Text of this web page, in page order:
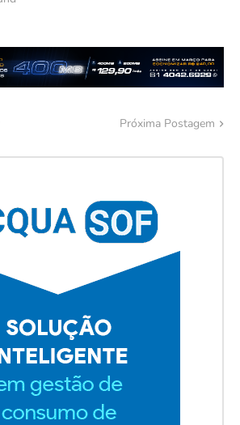
Próxima Postagem